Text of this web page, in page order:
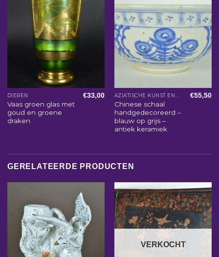
DIEREN
Vaas groen glas met
goud en groene
draken
€33,00 AZIATISCHE KUNST EN WOONACCESSOIRES
Chinese schaal
handgedecoreerd –
blauw op grijs –
antiek keramiek
€55,50
GERELATEERDE PRODUCTEN
VERKOCHT